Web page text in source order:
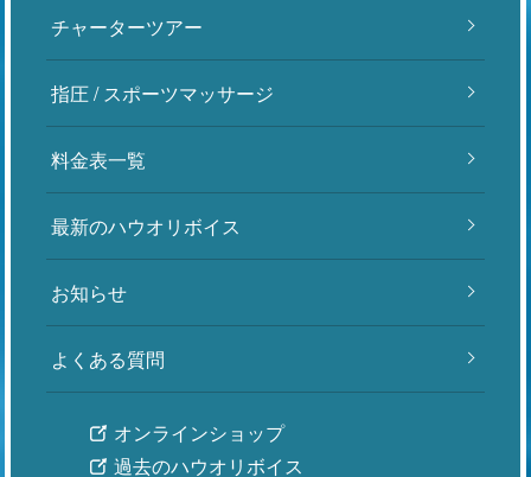
チャーターツアー
指圧 / スポーツマッサージ
料金表一覧
最新のハウオリボイス
お知らせ
よくある質問
オンラインショップ
過去のハウオリボイス